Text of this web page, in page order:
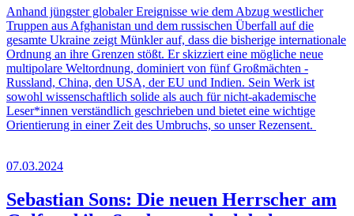
Anhand jüngster globaler Ereignisse wie dem Abzug westlicher
Truppen aus Afghanistan und dem russischen Überfall auf die
gesamte Ukraine zeigt Münkler auf, dass die bisherige internationale
Ordnung an ihre Grenzen stößt. Er skizziert eine mögliche neue
multipolare Weltordnung, dominiert von fünf Großmächten -
Russland, China, den USA, der EU und Indien. Sein Werk ist
sowohl wissenschaftlich solide als auch für nicht-akademische
Leser*innen verständlich geschrieben und bietet eine wichtige
Orientierung in einer Zeit des Umbruchs, so unser Rezensent.
07.03.2024
Sebastian Sons: Die neuen Herrscher am